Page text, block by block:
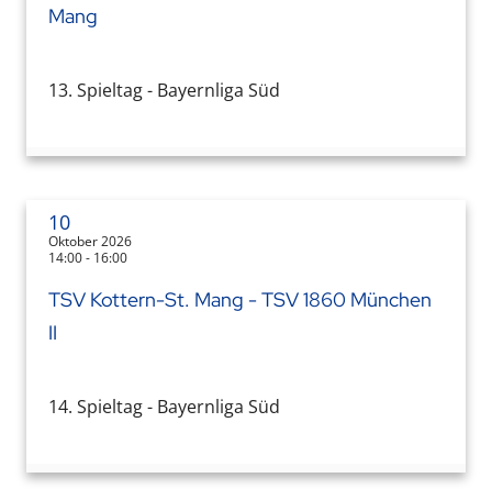
Mang
13. Spieltag - Bayernliga Süd
10
Oktober 2026
14:00 - 16:00
TSV Kottern-St. Mang - TSV 1860 München
II
14. Spieltag - Bayernliga Süd